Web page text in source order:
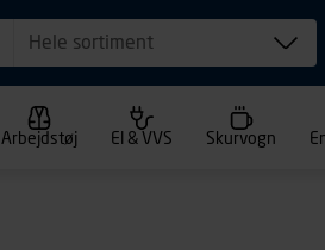
Hele sortiment
Arbejdstøj El & VVS Skurvogn